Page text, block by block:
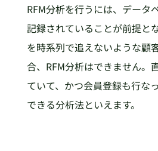
RFM分析を行うには、データ
記録されていることが前提と
を時系列で追えないような顧
合、RFM分析はできません。
ていて、かつ会員登録も行な
できる分析法といえます。